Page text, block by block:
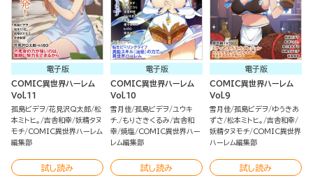
電子版
COMIC異世界ハーレム
Vol.11
孤島ビデヲ 花見沢Q太郎 松
本ミトヒ。
吉舎和幸 妖精タヌ
モチ COMIC異世界ハーレム
編集部
試し読み
電子版
COMIC異世界ハーレム
Vol.10
雪月佳 孤島ビデヲ
ユウキ
チ.
もりさきくるみ 吉舎和
幸 焼塩
COMIC異世界ハー
レム編集部
試し読み
電子版
COMIC異世界ハーレム
Vol.9
雪月佳 孤島ビデヲ
ゆうきあ
ずさ 松本ミトヒ。
吉舎和幸
妖精タヌモチ COMIC異世界
ハーレム編集部
試し読み